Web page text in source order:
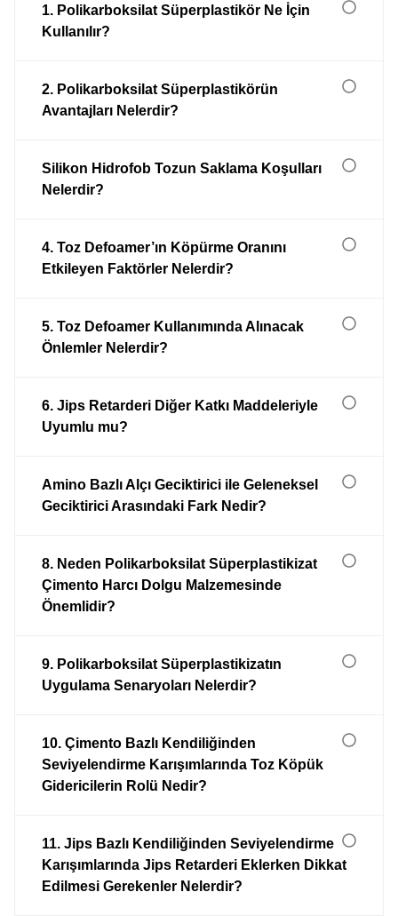
1. Polikarboksilat Süperplastikör Ne İçin
Kullanılır?
2. Polikarboksilat Süperplastikörün
Avantajları Nelerdir?
Silikon Hidrofob Tozun Saklama Koşulları
Nelerdir?
4. Toz Defoamer’ın Köpürme Oranını
Etkileyen Faktörler Nelerdir?
5. Toz Defoamer Kullanımında Alınacak
Önlemler Nelerdir?
6. Jips Retarderi Diğer Katkı Maddeleriyle
Uyumlu mu?
Amino Bazlı Alçı Geciktirici ile Geleneksel
Geciktirici Arasındaki Fark Nedir?
8. Neden Polikarboksilat Süperplastikizat
Çimento Harcı Dolgu Malzemesinde
Önemlidir?
9. Polikarboksilat Süperplastikizatın
Uygulama Senaryoları Nelerdir?
10. Çimento Bazlı Kendiliğinden
Seviyelendirme Karışımlarında Toz Köpük
Gidericilerin Rolü Nedir?
11. Jips Bazlı Kendiliğinden Seviyelendirme
Karışımlarında Jips Retarderi Eklerken Dikkat
Edilmesi Gerekenler Nelerdir?